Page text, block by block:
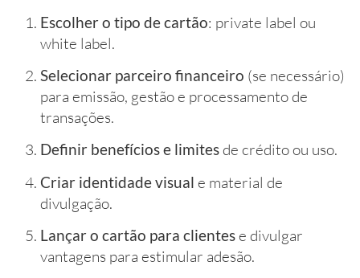
Escolher o tipo de cartão: private label ou
white label.
Selecionar parceiro financeiro (se necessário)
para emissão, gestão e processamento de
transações.
Definir benefícios e limitesde crédito ou uso.
Criar identidade visual e material de
divulgação.
Lançar o cartão para clientese divulgar
vantagens para estimular adesão.